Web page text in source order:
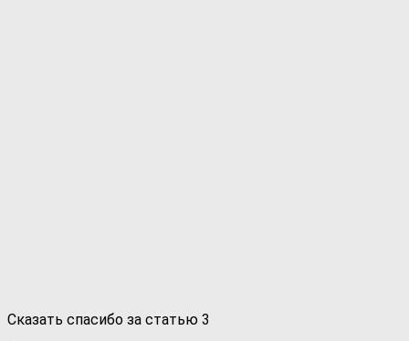
Сказать спасибо за статью 3